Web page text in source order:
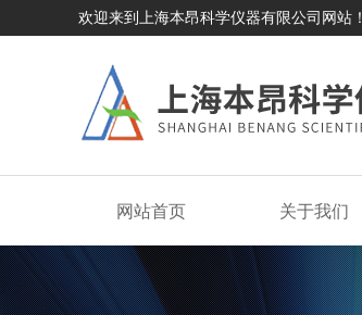
欢迎来到上海本昂科学仪器有限公司网站！
网站首页 关于我们